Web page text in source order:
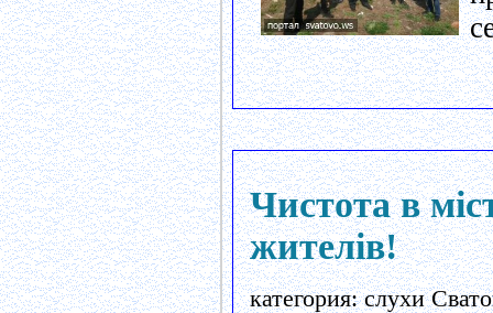
Чистота в
жителів!
категория: слухи